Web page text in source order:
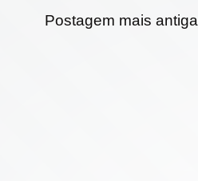
Postagem mais antiga